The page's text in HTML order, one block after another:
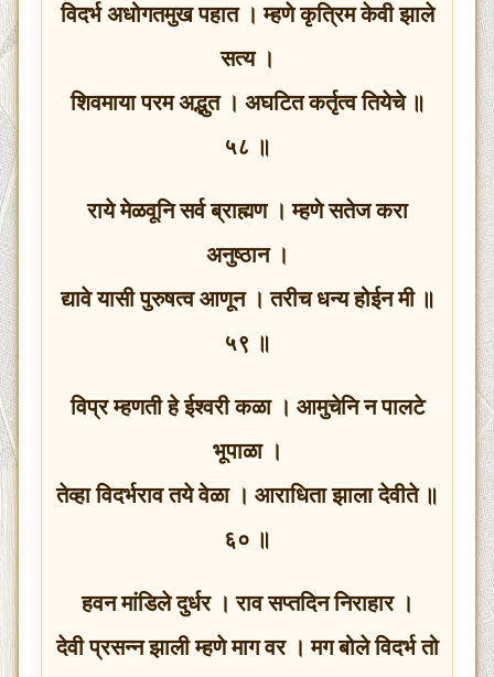
विदर्भ अधोगतमुख पहात । म्हणे कृत्रिम केवी झाले
सत्य ।
शिवमाया परम अद्भुत । अघटित कर्तृत्व तियेचे ॥
५८ ॥
राये मेळवूनि सर्व ब्राह्मण । म्हणे सतेज करा
अनुष्ठान ।
द्यावे यासी पुरुषत्व आणून । तरीच धन्य होईन मी ॥
५९ ॥
विप्र म्हणती हे ईश्वरी कळा । आमुचेनि न पालटे
भूपाळा ।
तेव्हा विदर्भराव तये वेळा । आराधिता झाला देवीते ॥
६० ॥
हवन मांडिले दुर्धर । राव सप्तदिन निराहार ।
देवी प्रसन्न झाली म्हणे माग वर । मग बोले विदर्भ तो